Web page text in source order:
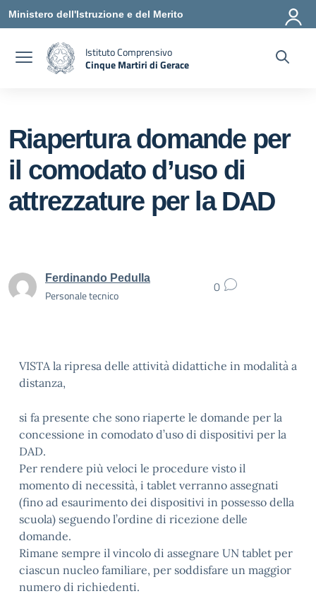
Vai ai contenuti
Vai al menu di navigazione
Vai al footer
Ministero dell'Istruzione e del Merito
Istituto Comprensivo
Cinque Martiri di Gerace
Riapertura domande per
il comodato d’uso di
attrezzature per la DAD
Ferdinando Pedulla
Personale tecnico
0
VISTA la ripresa delle attività didattiche in modalità a
distanza,
si fa presente che sono riaperte le domande per la
concessione in comodato d’uso di dispositivi per la
DAD.
Per rendere più veloci le procedure visto il
momento di necessità, i tablet verranno assegnati
(fino ad esaurimento dei dispositivi in possesso della
scuola) seguendo l’ordine di ricezione delle
domande.
Rimane sempre il vincolo di assegnare UN tablet per
ciascun nucleo familiare, per soddisfare un maggior
numero di richiedenti.